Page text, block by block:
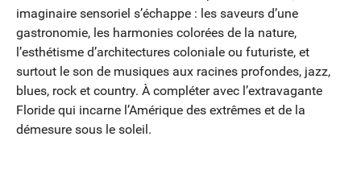
imaginaire sensoriel s’échappe : les saveurs d’une
gastronomie, les harmonies colorées de la nature,
l’esthétisme d’architectures coloniale ou futuriste, et
surtout le son de musiques aux racines profondes, jazz,
blues, rock et country. À compléter avec l’extravagante
Floride qui incarne l’Amérique des extrêmes et de la
démesure sous le soleil.